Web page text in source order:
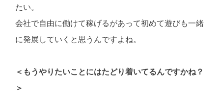
たい。
会社で自由に働けて稼げるがあって初めて遊びも一緒
に発展していくと思うんですよね。
＜もうやりたいことにはたどり着いてるんですかね？
＞